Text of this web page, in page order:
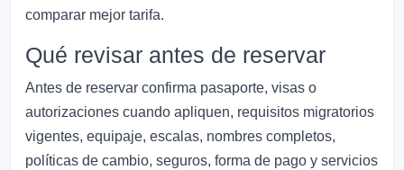
comparar mejor tarifa.
Qué revisar antes de reservar
Antes de reservar confirma pasaporte, visas o
autorizaciones cuando apliquen, requisitos migratorios
vigentes, equipaje, escalas, nombres completos,
políticas de cambio, seguros, forma de pago y servicios